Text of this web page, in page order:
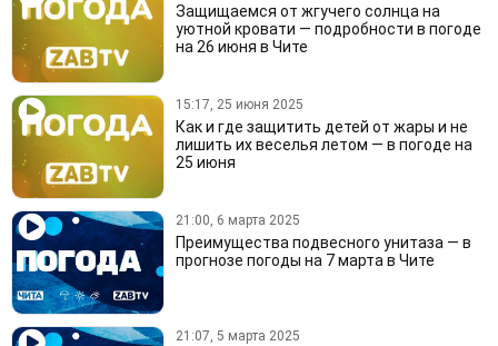
Защищаемся от жгучего солнца на
уютной кровати — подробности в погоде
на 26 июня в Чите
15:17, 25 июня 2025
Как и где защитить детей от жары и не
лишить их веселья летом — в погоде на
25 июня
21:00, 6 марта 2025
Преимущества подвесного унитаза — в
прогнозе погоды на 7 марта в Чите
21:07, 5 марта 2025